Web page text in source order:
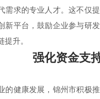
需求的专业人才。这不仅
新平台，鼓励企业参与研
升。
强化资金支
的健康发展，锦州市积极